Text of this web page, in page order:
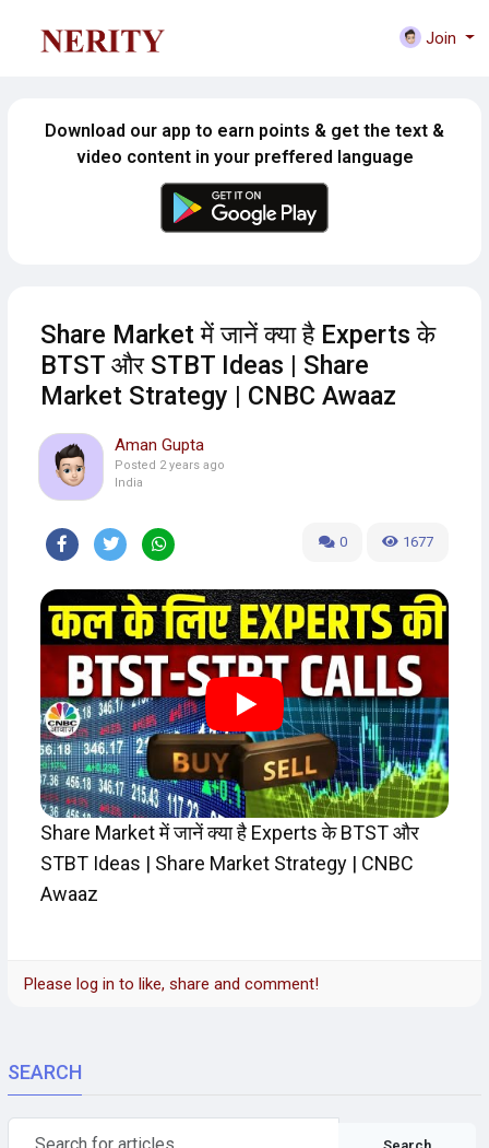
Join
Download our app to earn points & get the text &
video content in your preffered language
Share Market में जानें क्या है Experts के
BTST और STBT Ideas | Share
Market Strategy | CNBC Awaaz
Aman Gupta
Posted 2 years ago
India
0 1677
Share Market में जानें क्या है Experts के BTST और
STBT Ideas | Share Market Strategy | CNBC
Awaaz
Please log in to like, share and comment!
SEARCH